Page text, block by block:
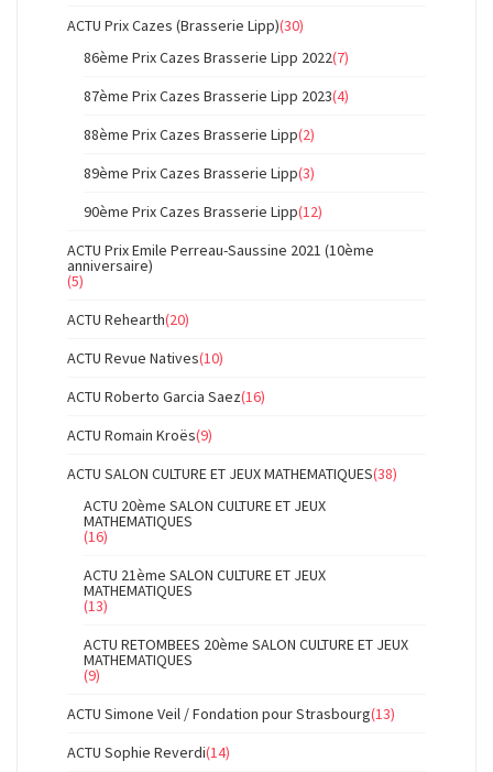
ACTU Prix Cazes (Brasserie Lipp)(30)
86ème Prix Cazes Brasserie Lipp 2022(7)
87ème Prix Cazes Brasserie Lipp 2023(4)
88ème Prix Cazes Brasserie Lipp(2)
89ème Prix Cazes Brasserie Lipp(3)
90ème Prix Cazes Brasserie Lipp(12)
ACTU Prix Emile Perreau-Saussine 2021 (10ème
anniversaire)
(5)
ACTU Rehearth(20)
ACTU Revue Natives(10)
ACTU Roberto Garcia Saez(16)
ACTU Romain Kroës(9)
ACTU SALON CULTURE ET JEUX MATHEMATIQUES(38)
ACTU 20ème SALON CULTURE ET JEUX
MATHEMATIQUES
(16)
ACTU 21ème SALON CULTURE ET JEUX
MATHEMATIQUES
(13)
ACTU RETOMBEES 20ème SALON CULTURE ET JEUX
MATHEMATIQUES
(9)
ACTU Simone Veil / Fondation pour Strasbourg(13)
ACTU Sophie Reverdi(14)